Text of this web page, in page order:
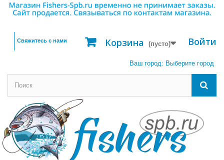
Войти
Корзина (пусто)
Свяжитесь с нами
Ваш город: Выберите город